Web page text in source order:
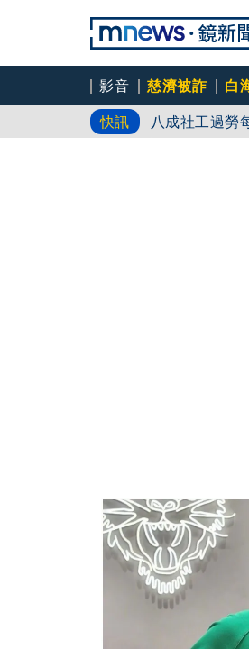
影音 慈濟被詐 白
快訊
八成社工過勞
「體制代罪羊
父親節登小巨